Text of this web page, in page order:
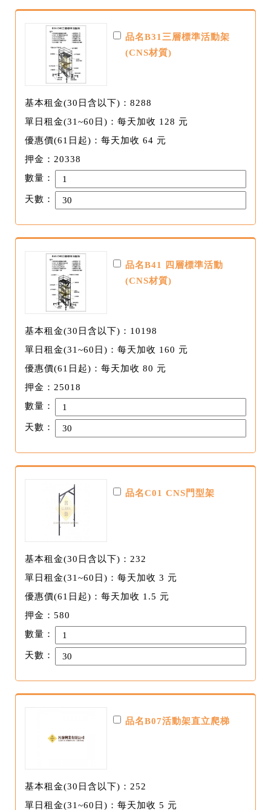
品名B31三層標準活動架
(CNS材質)
基本租金(30日含以下)：8288
單日租金(31~60日)：每天加收 128 元
優惠價(61日起)：每天加收 64 元
押金：20338
數量：
天數：
品名B41 四層標準活動
(CNS材質)
基本租金(30日含以下)：10198
單日租金(31~60日)：每天加收 160 元
優惠價(61日起)：每天加收 80 元
押金：25018
數量：
天數：
品名C01 CNS門型架
基本租金(30日含以下)：232
單日租金(31~60日)：每天加收 3 元
優惠價(61日起)：每天加收 1.5 元
押金：580
數量：
天數：
品名B07活動架直立爬梯
基本租金(30日含以下)：252
單日租金(31~60日)：每天加收 5 元